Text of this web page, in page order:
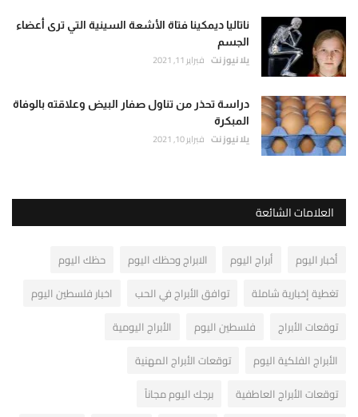
ناتاليا ديمكينا فتاة الأشعة السينية التي ترى أعضاء
الجسم
يلا نيوز نت فبراير 11, 2021
دراسة تحذر من تناول صفار البيض وعلاقته بالوفاة
المبكرة
يلا نيوز نت فبراير 10, 2021
العلامات الشائعة
أخبار اليوم أبراج اليوم الابراج وحظك اليوم
حظك اليوم
تغطية إخبارية شاملة
توافق الأبراج في الحب
اخبار فلسطين اليوم
توقعات الأبراج
فلسطين اليوم
الأبراج اليومية
الأبراج الفلكية اليوم
توقعات الأبراج المهنية
توقعات الأبراج العاطفية
برجك اليوم مجاناً